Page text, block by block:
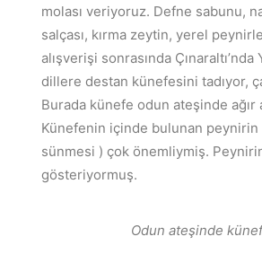
molası veriyoruz. Defne sabunu,
salçası, kırma zeytin, yerel
alışverişi sonrasında
dillere destan künefesini tadıyor,
Burada künefe odun ateşinde ağır
Künefenin içinde bulunan peynirin
sünmesi ) çok önemliymiş.
gösteriyormuş.
Odun ateşinde